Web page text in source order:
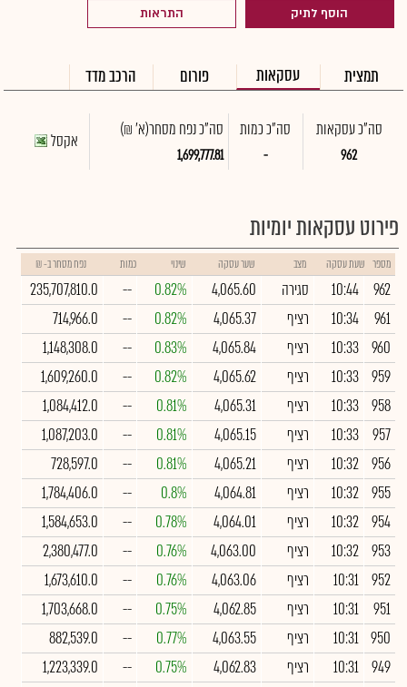
הוסף לתיק התראות
תמצית עסקאות פורום הרכב מדד
סה"כ עסקאות
962
סה"כ כמות
-
סה"כ נפח מסחר(א' ₪)
1,699,777.81
אקסל
פירוט עסקאות יומיות
מספר שעת עסקה מצב שער עסקה שינוי כמות נפח מסחר ב- ₪
962
10:44 סגירה 4,065.60
0.82%
--
235,707,810.0
961
10:34 רציף 4,065.37
0.82%
--
714,966.0
960
10:33 רציף 4,065.84
0.83%
--
1,148,308.0
959
10:33 רציף 4,065.62
0.82%
--
1,609,260.0
958
10:33 רציף 4,065.31
0.81%
--
1,084,412.0
957
10:33 רציף 4,065.15
0.81%
--
1,087,203.0
956
10:32 רציף 4,065.21
0.81%
--
728,597.0
955
10:32 רציף 4,064.81
0.8%
--
1,784,406.0
954
10:32 רציף 4,064.01
0.78%
--
1,584,653.0
953
10:32 רציף 4,063.00
0.76%
--
2,380,477.0
952
10:31 רציף 4,063.06
0.76%
--
1,673,610.0
951
10:31 רציף 4,062.85
0.75%
--
1,703,668.0
950
10:31 רציף 4,063.55
0.77%
--
882,539.0
949
10:31 רציף 4,062.83
0.75%
--
1,223,339.0